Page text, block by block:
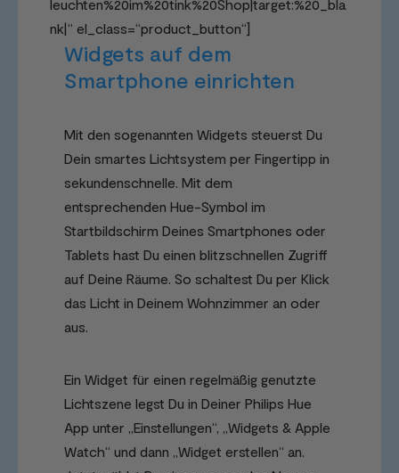
leuchten%20im%20tink%20Shop|target:%20_bla
nk|“ el_class=“product_button“]
Widgets auf dem
Smartphone einrichten
Mit den sogenannten Widgets steuerst Du
Dein smartes Lichtsystem per Fingertipp in
sekundenschnelle. Mit dem
entsprechenden Hue-Symbol im
Startbildschirm Deines Smartphones oder
Tablets hast Du einen blitzschnellen Zugriff
auf Deine Räume. So schaltest Du per Klick
das Licht in Deinem Wohnzimmer an oder
aus.
Ein Widget für einen regelmäßig genutzte
Lichtszene legst Du in Deiner Philips Hue
App unter „Einstellungen“, „Widgets & Apple
Watch“ und dann „Widget erstellen“ an.